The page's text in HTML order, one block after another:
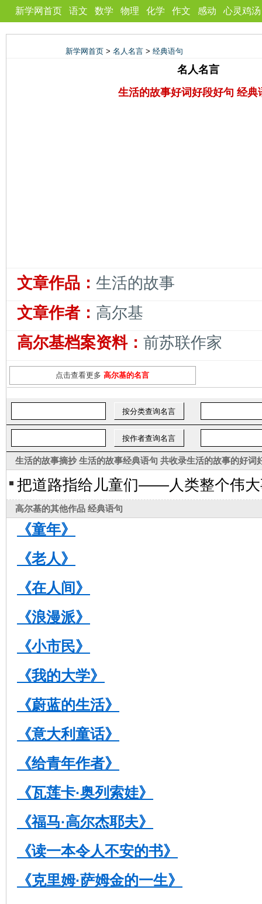
新学网首页 语文 数学 物理 化学 作文 感动 心灵鸡汤
新学网首页 > 名人名言 > 经典语句
名人名言
生活的故事好词好段好句 经典
文章作品： 生活的故事
文章作者： 高尔基
高尔基档案资料： 前苏联作家
点击查看更多 高尔基的名言
生活的故事摘抄 生活的故事经典语句 共收录生活的故事的好词
把道路指给儿童们——人类整个伟大
高尔基的其他作品 经典语句
《童年》
《老人》
《在人间》
《浪漫派》
《小市民》
《我的大学》
《蔚蓝的生活》
《意大利童话》
《给青年作者》
《瓦莲卡·奥列索娃》
《福马·高尔杰耶夫》
《读一本令人不安的书》
《克里姆·萨姆金的一生》